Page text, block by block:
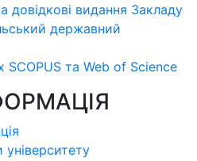
довідкові видання Закладу
державний
SCOPUS та Web of Science
університету